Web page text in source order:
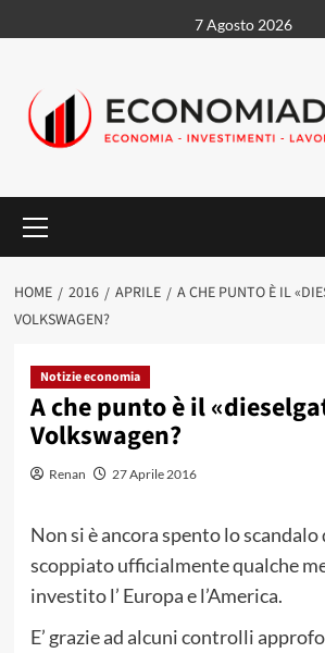
al
7 Agosto 2026
principale
HOME 2016 APRILE
A CHE PUNTO È IL
VOLKSWAGEN?
Notizie economia
A che punto è il
Volkswagen?
Renan 27 Aprile 2016
Non si è ancora spento lo scandalo
scoppiato ufficialmente qualche
investito l’ Europa e l’America.
E’ grazie ad alcuni controlli